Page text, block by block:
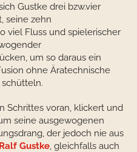
Gustke drei bzw.vier
seine zehn
viel Fluss und spielerischer
um so daraus ein
ohne Äratechnische
Schrittes voran, klickert und
seine ausgewogenen
der jedoch nie aus
Ralf Gustke, gleichfalls auch